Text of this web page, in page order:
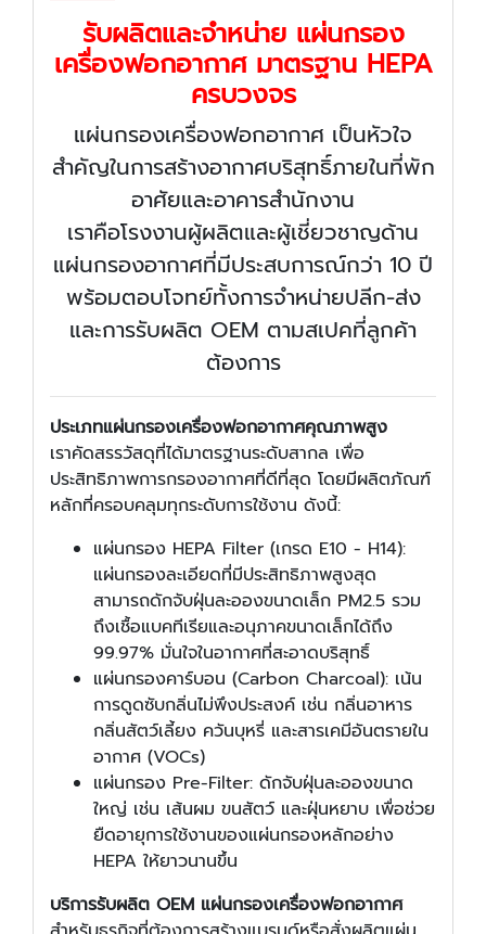
รับผลิตและจำหน่าย แผ่นกรอง
เครื่องฟอกอากาศ มาตรฐาน HEPA
ครบวงจร
แผ่นกรองเครื่องฟอกอากาศ เป็นหัวใจ
สำคัญในการสร้างอากาศบริสุทธิ์ภายในที่พัก
อาศัยและอาคารสำนักงาน
เราคือโรงงานผู้ผลิตและผู้เชี่ยวชาญด้าน
แผ่นกรองอากาศที่มีประสบการณ์กว่า 10 ปี
พร้อมตอบโจทย์ทั้งการจำหน่ายปลีก-ส่ง
และการรับผลิต OEM ตามสเปคที่ลูกค้า
ต้องการ
ประเภทแผ่นกรองเครื่องฟอกอากาศคุณภาพสูง
เราคัดสรรวัสดุที่ได้มาตรฐานระดับสากล เพื่อ
ประสิทธิภาพการกรองอากาศที่ดีที่สุด โดยมีผลิตภัณฑ์
หลักที่ครอบคลุมทุกระดับการใช้งาน ดังนี้:
แผ่นกรอง HEPA Filter (เกรด E10 - H14):
แผ่นกรองละเอียดที่มีประสิทธิภาพสูงสุด
สามารถดักจับฝุ่นละอองขนาดเล็ก PM2.5 รวม
ถึงเชื้อแบคทีเรียและอนุภาคขนาดเล็กได้ถึง
99.97% มั่นใจในอากาศที่สะอาดบริสุทธิ์
แผ่นกรองคาร์บอน (Carbon Charcoal): เน้น
การดูดซับกลิ่นไม่พึงประสงค์ เช่น กลิ่นอาหาร
กลิ่นสัตว์เลี้ยง ควันบุหรี่ และสารเคมีอันตรายใน
อากาศ (VOCs)
แผ่นกรอง Pre-Filter: ดักจับฝุ่นละอองขนาด
ใหญ่ เช่น เส้นผม ขนสัตว์ และฝุ่นหยาบ เพื่อช่วย
ยืดอายุการใช้งานของแผ่นกรองหลักอย่าง
HEPA ให้ยาวนานขึ้น
บริการรับผลิต OEM แผ่นกรองเครื่องฟอกอากาศ